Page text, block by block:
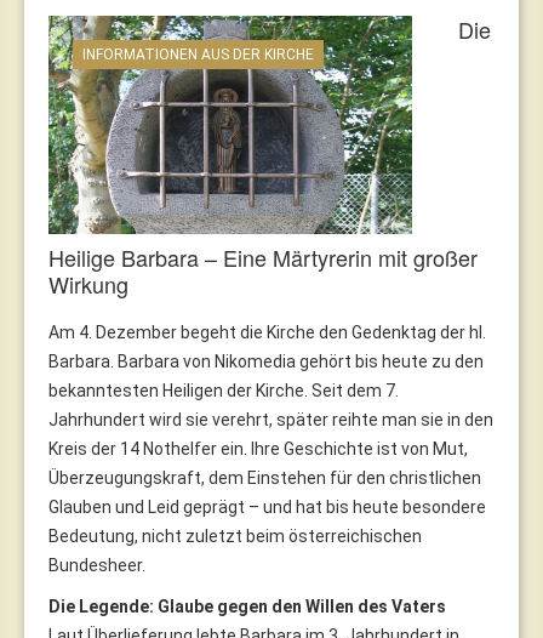
INFORMATIONEN AUS DER KIRCHE
Die
Heilige Barbara – Eine Märtyrerin mit großer
Wirkung
Am 4. Dezember begeht die Kirche den Gedenktag der hl.
Barbara. Barbara von Nikomedia gehört bis heute zu den
bekanntesten Heiligen der Kirche. Seit dem 7.
Jahrhundert wird sie verehrt, später reihte man sie in den
Kreis der 14 Nothelfer ein. Ihre Geschichte ist von Mut,
Überzeugungskraft, dem Einstehen für den christlichen
Glauben und Leid geprägt – und hat bis heute besondere
Bedeutung, nicht zuletzt beim österreichischen
Bundesheer.
Die Legende: Glaube gegen den Willen des Vaters